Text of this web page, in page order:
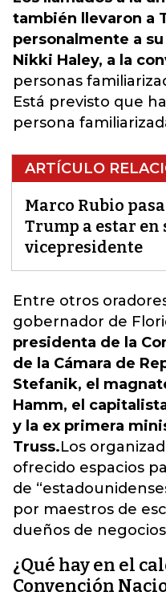
también llevaron a
personalmente a
Nikki Haley, a la
personas
Está previsto que
persona
ARTÍCULO
Marco Rubio
Trump a estar en
vicepresidente
Entre otros
gobernador de
presidenta de la
de la Cámara de
Stefanik, el
Hamm, el
y la ex primera
Truss.Los
ofrecido espacios
de
por maestros de
dueños de
¿Qué hay en el
Convención